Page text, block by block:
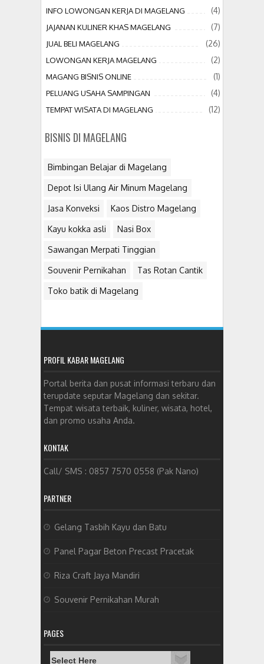
INFO LOWONGAN KERJA DI MAGELANG (4)
JAJANAN KULINER KHAS MAGELANG (7)
JUAL BELI MAGELANG (26)
LOWONGAN KERJA MAGELANG (2)
MAGANG BISNIS ONLINE (1)
PELUANG USAHA SAMPINGAN (4)
TEMPAT WISATA DI MAGELANG (12)
BISNIS DI MAGELANG
Bimbingan Belajar di Magelang
Depot Isi Ulang Air Minum Magelang
Jasa Konveksi Kaos Distro Magelang
Kayu kokka asli Nasi Box
Sawangan Merpati Tinggian
Souvenir Pernikahan Tas Rotan Cantik
Toko batik di Magelang
PROFIL KABAR MAGELANG
Portal berita dan pusat informasi terbaru dan
terupdate seputar Magelang dan sekitar.
Tempat wisata terbaik, kuliner, wisata, hotel,
dan promo usaha Anda.
KONTAK
Call/ SMS : 0857 7570 0558 (Pak Nano)
PARTNER
Gelang Tasbih Kayu dan Batu
Panel Pagar Beton Precast Pracetak
Riza Craft Jaya Mandiri
Souvenir Pernikahan Murah
PAGES